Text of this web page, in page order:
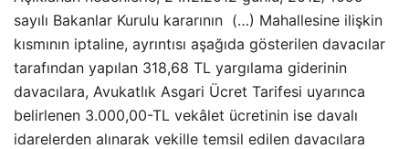
sayılı Bakanlar Kurulu kararının (…) Mahallesine ilişkin
kısmının iptaline, ayrıntısı aşağıda gösterilen davacılar
tarafından yapılan 318,68 TL yargılama giderinin
davacılara, Avukatlık Asgari Ücret Tarifesi uyarınca
belirlenen 3.000,00-TL vekâlet ücretinin ise davalı
idarelerden alınarak vekille temsil edilen davacılara